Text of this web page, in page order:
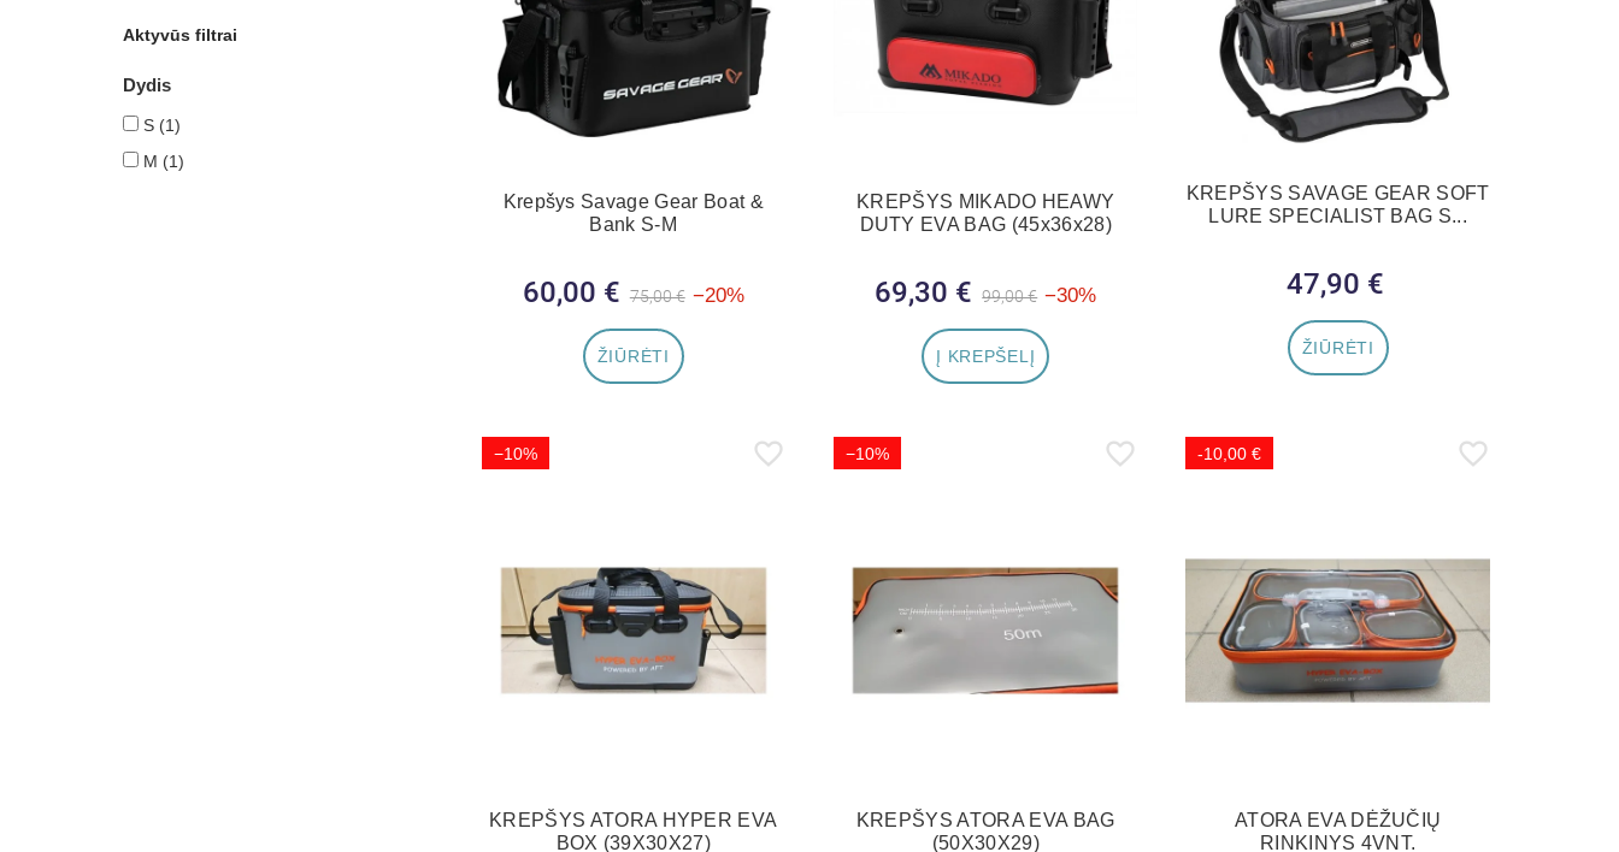
Krepšys Savage Gear Boat &
Bank S-M
Bazinė kaina
75,00 € −20%
60,00 €
ŽIŪRĖTI
KREPŠYS MIKADO HEAWY
DUTY EVA BAG (45x36x28)
Bazinė kaina
99,00 € −30%
69,30 €
Į KREPŠELĮ
KREPŠYS SAVAGE GEAR SOFT
LURE SPECIALIST BAG S...
Kaina
47,90 €
ŽIŪRĖTI
−10%
KREPŠYS ATORA HYPER EVA
BOX (39X30X27)
−10%
KREPŠYS ATORA EVA BAG
(50X30X29)
-10,00 €
ATORA EVA DĖŽUČIŲ
RINKINYS 4VNT.
Aktyvūs filtrai
Dydis
S (1)
M (1)